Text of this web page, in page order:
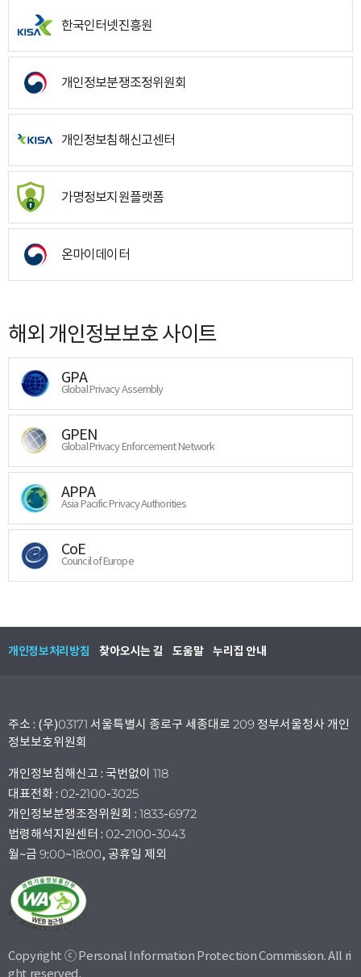
한국인터넷진흥원
개인정보분쟁조정위원회
개인정보침해신고센터
가명정보지원플랫폼
온마이데이터
해외 개인정보보호 사이트
GPA
Global Privacy Assembly
GPEN
Global Privacy Enforcement Network
APPA
Asia Pacific Privacy Authorities
CoE
Council of Europe
개인정보처리방침 찾아오시는 길 도움말 누리집 안내
주소 : (우)03171 서울특별시 종로구 세종대로 209 정부서울청사 개인
정보보호위원회
개인정보침해신고 : 국번없이 118
대표전화 : 02-2100-3025
개인정보분쟁조정위원회 : 1833-6972
법령해석지원센터 : 02-2100-3043
월~금 9:00~18:00, 공휴일 제외
Copyright ⓒ Personal Information Protection Commission. All ri
ght reserved.